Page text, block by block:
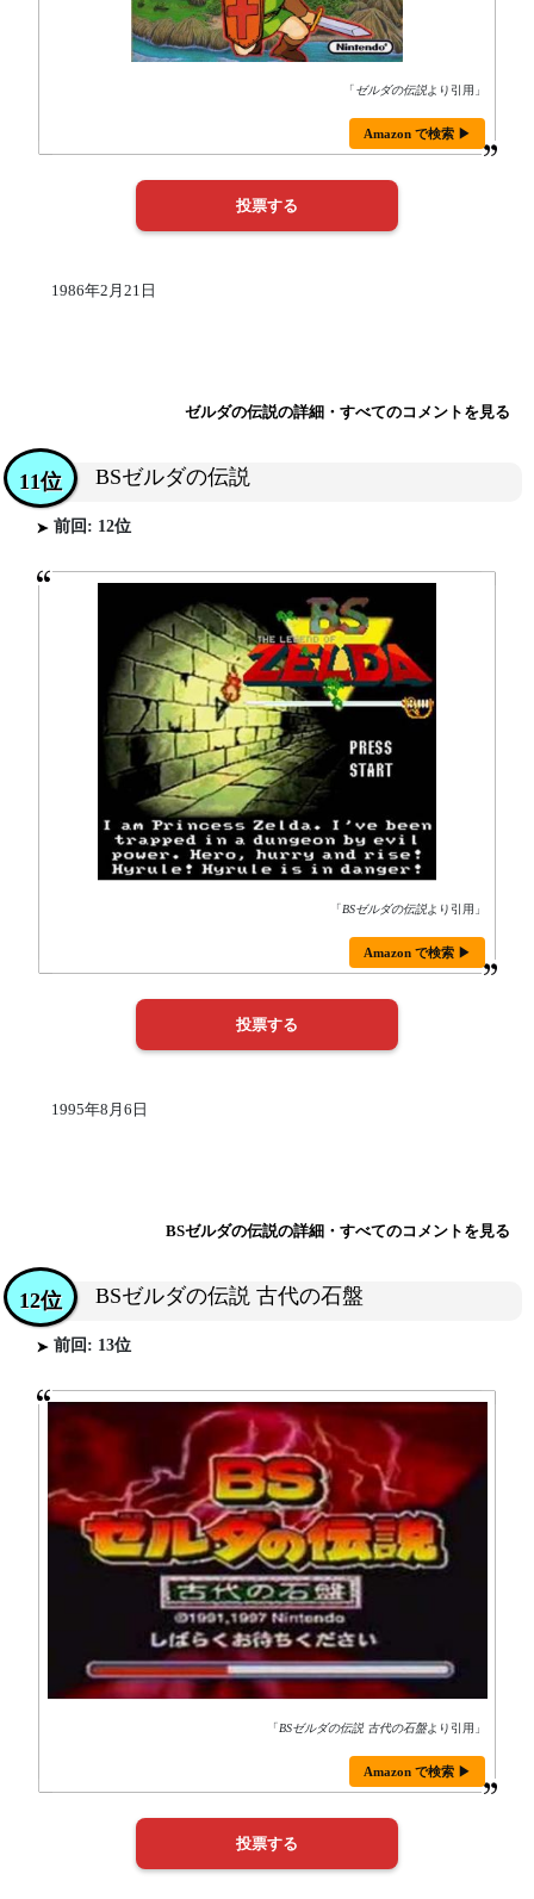
「ゼルダの伝説より引用」
Amazon で検索 ▶
1986年2月21日
ゼルダの伝説の詳細・すべてのコメントを見る
BSゼルダの伝説
11位
前回: 12位
「BSゼルダの伝説より引用」
Amazon で検索 ▶
1995年8月6日
BSゼルダの伝説の詳細・すべてのコメントを見る
BSゼルダの伝説 古代の石盤
12位
前回: 13位
「BSゼルダの伝説 古代の石盤より引用」
Amazon で検索 ▶